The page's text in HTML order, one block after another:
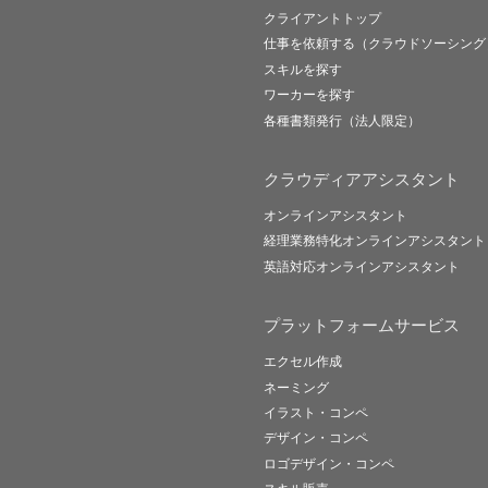
クライアントトップ
仕事を依頼する（クラウドソーシング
スキルを探す
ワーカーを探す
各種書類発行（法人限定）
クラウディアアシスタント
オンラインアシスタント
経理業務特化オンラインアシスタント
英語対応オンラインアシスタント
プラットフォームサービス
エクセル作成
ネーミング
イラスト・コンペ
デザイン・コンペ
ロゴデザイン・コンペ